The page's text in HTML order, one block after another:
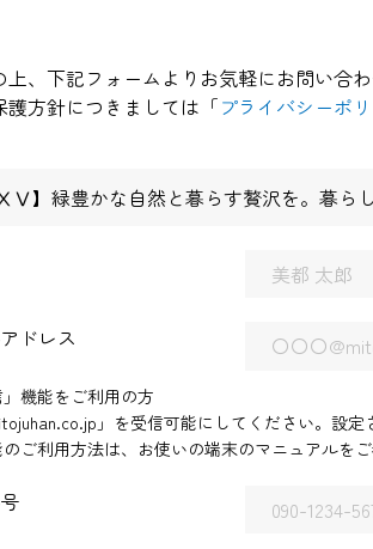
、下記フォームよりお気軽にお問い合わ
方針につきましては「プライバシーポ
】緑豊かな自然と暮らす贅沢を。暮ら
ドレス
機能をご利用の方
」を受信可能にしてください。設
ご利用方法は、お使いの端末のマニュアルをご